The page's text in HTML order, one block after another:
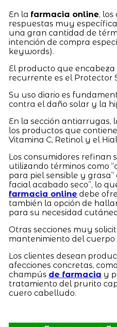
En la farmacia online,
respuestas muy
una gran cantidad de
intención de compra
keywords).
El producto que encabeza
recurrente es el Protector
Su uso diario es
contra el daño solar y la
En la sección antiarrugas,
los productos que
Vitamina C, Retinol y el
Los consumidores refinan
utilizando términos como
para piel sensible y
facial acabado seco”, lo
farmacia online debe
también la opción de
para su necesidad
Otras secciones muy
mantenimiento del cuerpo
Los clientes desean
afecciones concretas,
champús de farmacia y
tratamiento del prurito
cuero cabelludo.